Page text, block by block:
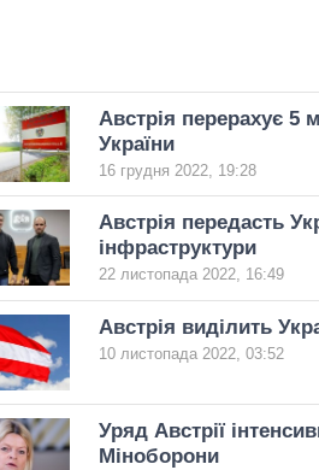
Австрія перерахує 5
України
16 грудня 2022, 19:28
Австрія передасть
інфраструктури
22 листопада 2022, 16:49
Австрія виділить
10 листопада 2022, 03:52
Уряд Австрії
Міноборони